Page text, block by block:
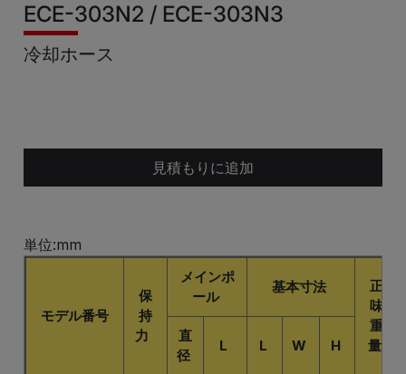
ECE-303N2 / ECE-303N3
冷却ホース
見積もりに追加
単位:mm
モデル番号
保
持
力
メインポ
ール
基本寸法
正
味
重
量
直
径
L L W H